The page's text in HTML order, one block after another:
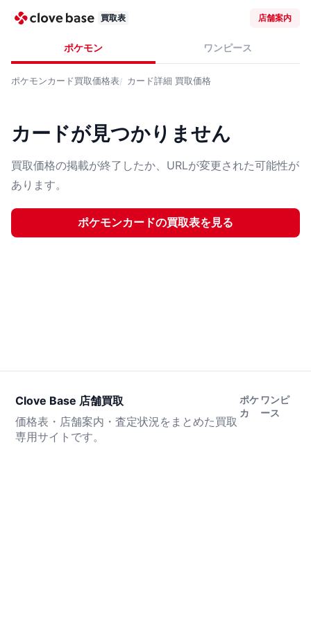
買取表 店舗案内
ポケモン ワンピース
ポケモンカード買取価格表 カード詳細 買取価格
カードが見つかりません
買取価格の掲載が終了したか、URLが変更された可能性が
あります。
ポケモンカードの買取表を見る
Clove Base 店舗買取
価格表・店舗案内・査定状況をまとめた買取
専用サイトです。
ポケ
カ
ワンピ
ース